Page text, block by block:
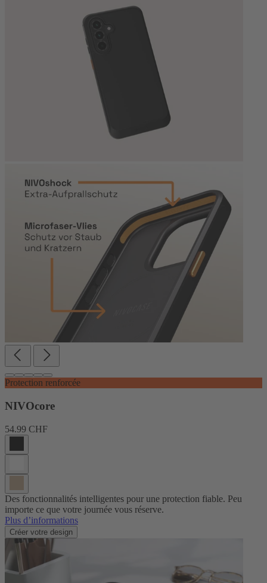
Protection renforcée
NIVOcore
54.99 CHF
Des fonctionnalités intelligentes pour une protection fiable. Peu
importe ce que votre journée vous réserve.
Plus d’informations
Créer votre design